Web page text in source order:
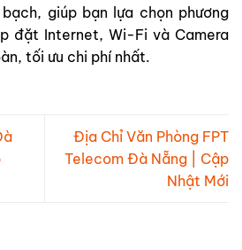
bạch, giúp bạn lựa chọn phương
đặt Internet, Wi-Fi và Camera
tối ưu chi phí nhất.
Địa Chỉ Văn Phòng FPT
Telecom Đà Nẵng | Cập
Nhật Mới